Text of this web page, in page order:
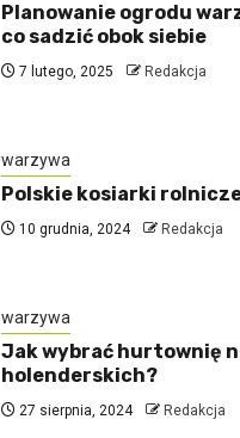
Planowanie ogrodu
co sadzić obok siebie
7 lutego, 2025 Redakcja
warzywa
Polskie kosiarki
10 grudnia, 2024 Redakcja
warzywa
Jak wybrać hurtownię
holenderskich?
27 sierpnia, 2024 Redakcja